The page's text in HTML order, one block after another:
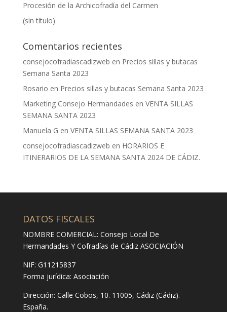
Procesión de la Archicofradía del Carmen
(sin título)
Comentarios recientes
consejocofradiascadizweb en Precios sillas y butacas
Semana Santa 2023
Rosario en Precios sillas y butacas Semana Santa 2023
Marketing Consejo Hermandades en VENTA SILLAS
SEMANA SANTA 2023
Manuela G en VENTA SILLAS SEMANA SANTA 2023
consejocofradiascadizweb en HORARIOS E
ITINERARIOS DE LA SEMANA SANTA 2024 DE CÁDIZ.
DATOS FISCALES
NOMBRE COMERCIAL: Consejo Local De
Hermandades Y Cofradías de Cádiz ASOCIACIÓN
NIF: G11215837
Forma jurídica: Asociación
Dirección: Calle Cobos, 10. 11005, Cádiz (Cádiz).
España.